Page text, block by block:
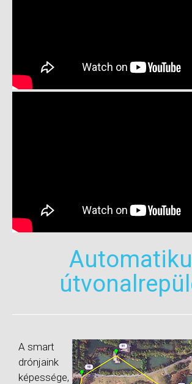
A smart
drónjaink
képessége,